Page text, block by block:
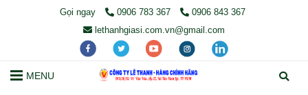
Gọi ngay 0906 783 367
0906 843 367
lethanhgiasi.com.vn@gmail.com
MENU